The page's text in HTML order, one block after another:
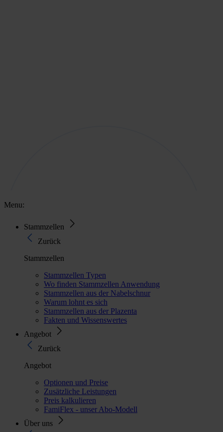
Menu:
Stammzellen
Zurück
Stammzellen
Stammzellen Typen
Wo finden Stammzellen Anwendung
Stammzellen aus der Nabelschnur
Warum lohnt es sich
Stammzellen aus der Plazenta
Fakten und Wissenswertes
Angebot
Zurück
Angebot
Optionen und Preise
Zusätzliche Leistungen
Preis kalkulieren
FamiFlex - unser Abo-Modell
Über uns